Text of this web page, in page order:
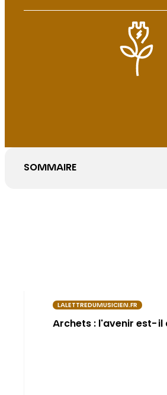
SOMMAIRE
LALETTREDUMUSICIEN.FR
Archets : l'avenir est-il